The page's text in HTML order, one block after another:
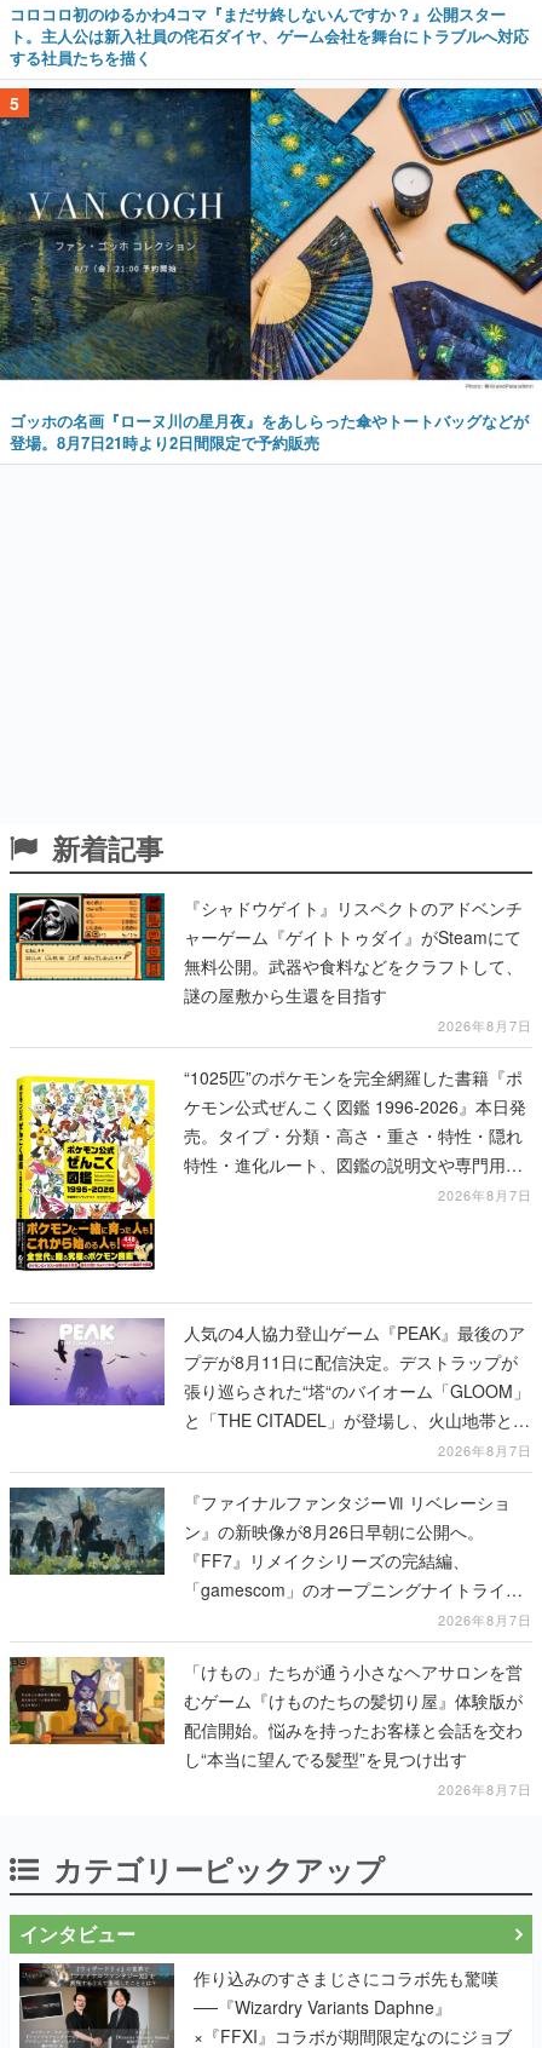
コロコロ初のゆるかわ4コマ『まだサ終しないんですか？』公開スター
ト。主人公は新入社員の侘石ダイヤ、ゲーム会社を舞台にトラブルへ対応
する社員たちを描く
5
ゴッホの名画『ローヌ川の星月夜』をあしらった傘やトートバッグなどが
登場。8月7日21時より2日間限定で予約販売
新着記事
『シャドウゲイト』リスペクトのアドベンチ
ャーゲーム『ゲイトトゥダイ』がSteamにて
無料公開。武器や食料などをクラフトして、
謎の屋敷から生還を目指す
2026年8月7日
“1025匹”のポケモンを完全網羅した書籍『ポ
ケモン公式ぜんこく図鑑 1996-2026』本日発
売。タイプ・分類・高さ・重さ・特性・隠れ
特性・進化ルート、図鑑の説明文や専門用語
2026年8月7日
人気の4人協力登山ゲーム『PEAK』最後のア
プデが8月11日に配信決定。デストラップが
張り巡らされた“塔“のバイオーム「GLOOM」
と「THE CITADEL」が登場し、火山地帯と入
2026年8月7日
『ファイナルファンタジーⅦ リベレーショ
ン』の新映像が8月26日早朝に公開へ。
『FF7』リメイクシリーズの完結編、
「gamescom」のオープニングナイトライブ
にてディレクターの浜口直樹氏が登壇する予
定
2026年8月7日
「けもの」たちが通う小さなヘアサロンを営
むゲーム『けものたちの髪切り屋』体験版が
配信開始。悩みを持ったお客様と会話を交わ
し“本当に望んでる髪型”を見つけ出す
2026年8月7日
カテゴリーピックアップ
インタビュー
作り込みのすさまじさにコラボ先も驚嘆
──『Wizardry Variants Daphne』
×『FFXI』コラボが期間限定なのにジョブ